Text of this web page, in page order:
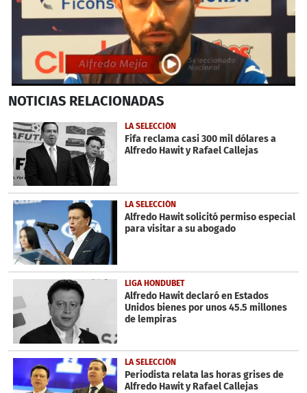
seconds
2
minutes,
18
seconds
NOTICIAS RELACIONADAS
LA SELECCIÓN
Fifa reclama casi 300 mil dólares a
Alfredo Hawit y Rafael Callejas
LA SELECCIÓN
Alfredo Hawit solicitó permiso especial
para visitar a su abogado
LIGA HONDUBET
Alfredo Hawit declaró en Estados
Unidos bienes por unos 45.5 millones
de lempiras
LA SELECCIÓN
Periodista relata las horas grises de
Alfredo Hawit y Rafael Callejas